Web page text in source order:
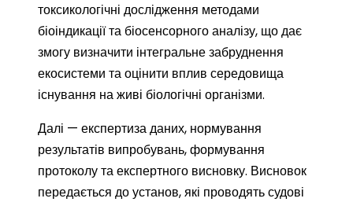
токсикологічні дослідження методами
біоіндикації та біосенсорного аналізу, що дає
змогу визначити інтегральне забруднення
екосистеми та оцінити вплив середовища
існування на живі біологічні організми.
Далі — експертиза даних, нормування
результатів випробувань, формування
протоколу та експертного висновку. Висновок
передається до установ, які проводять судові